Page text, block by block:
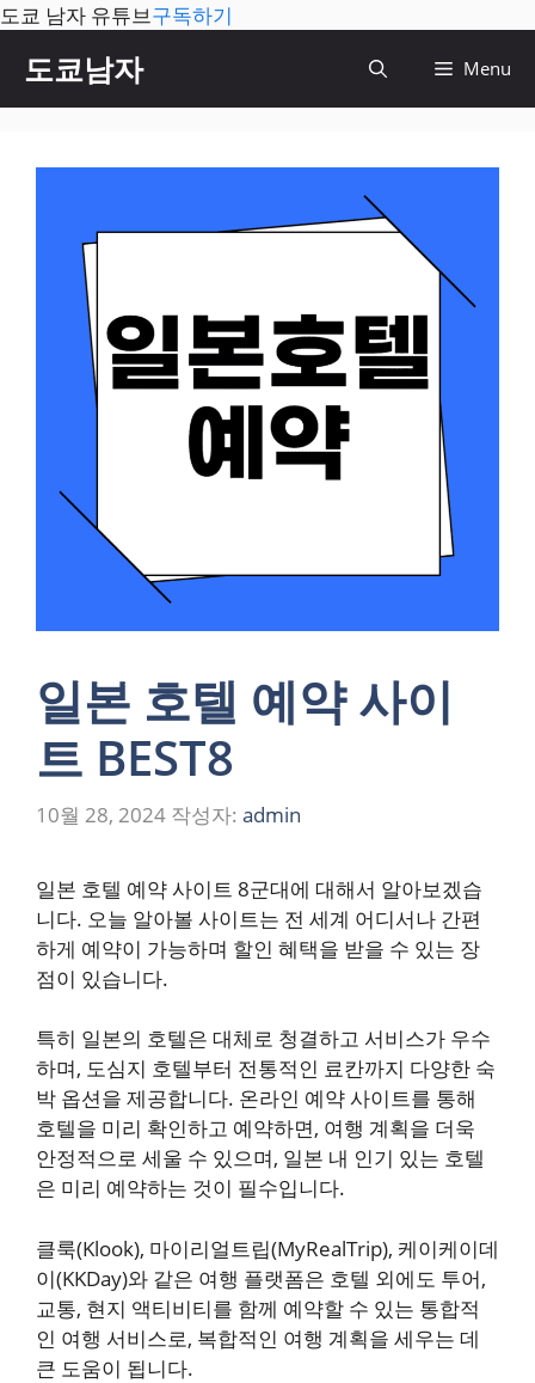
도쿄 남자 유튜브구독하기
츠
도쿄남자 Menu
일본 호텔 예약 사이
트 BEST8
10월 28, 2024 작성자: admin
일본 호텔 예약 사이트 8군대에 대해서 알아보겠습
니다. 오늘 알아볼 사이트는 전 세계 어디서나 간편
하게 예약이 가능하며 할인 혜택을 받을 수 있는 장
점이 있습니다.
특히 일본의 호텔은 대체로 청결하고 서비스가 우수
하며, 도심지 호텔부터 전통적인 료칸까지 다양한 숙
박 옵션을 제공합니다. 온라인 예약 사이트를 통해
호텔을 미리 확인하고 예약하면, 여행 계획을 더욱
안정적으로 세울 수 있으며, 일본 내 인기 있는 호텔
은 미리 예약하는 것이 필수입니다.
클룩(Klook), 마이리얼트립(MyRealTrip), 케이케이데
이(KKDay)와 같은 여행 플랫폼은 호텔 외에도 투어,
교통, 현지 액티비티를 함께 예약할 수 있는 통합적
인 여행 서비스로, 복합적인 여행 계획을 세우는 데
큰 도움이 됩니다.